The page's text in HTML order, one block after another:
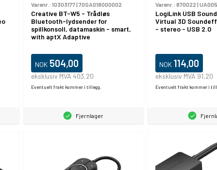
-
Varenr.: 10303177| 70SA018000002
Creative BT-W5 - Trådløs
Bluetooth-lydsender for
spillkonsoll, datamaskin - smart,
with aptX Adaptive
NOK 504,00
eksklusiv MVA 403,20
Eventuelt frakt kommer i tillegg.
Fjernlager
Varenr.: 870022 |
LogiLink USB
Virtual 3D
- stereo - USB 2.0
NOK 114,00
eksklusiv MVA 91,20
Eventuelt frakt kommer i